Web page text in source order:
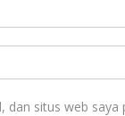
dan situs web saya